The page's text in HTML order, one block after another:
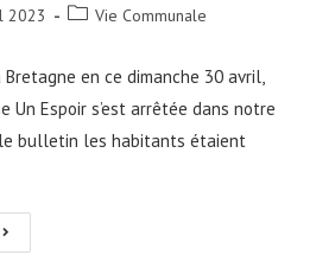
2023
PostVie Communale
en ce dimanche 30 avril,
Un Espoir s’est arrêtée dans notre
bulletin les habitants étaient
Une